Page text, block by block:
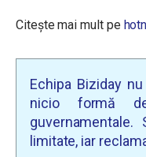
Citește mai mult pe
Echipa Biziday
nicio formă
limitate, iar